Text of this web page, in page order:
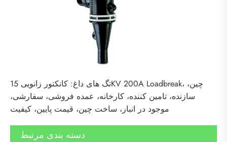
تگ های داغ: کانکتور زانویی 15KV 200A Loadbreak، چین،
سازنده، تامین کننده، کارخانه، عمده فروشی، سفارشی،
موجود در انبار، ساخت چین، قیمت پایین، کیفیت
دسته بندی مرتبط